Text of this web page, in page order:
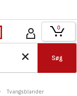
Søg
0
Tvangsblander